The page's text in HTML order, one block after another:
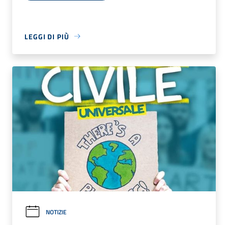
LEGGI DI PIÙ
NOTIZIE